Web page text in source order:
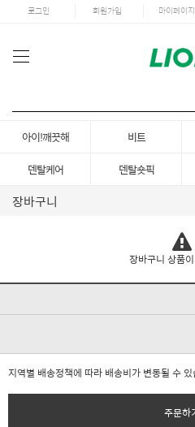
로그인 회원가입 마이페이지
아이!깨끗해 비트
덴탈케어
덴탈숏픽
장바구니
장바구니 상품
지역별 배송정책에 따라 배송비가 변동될 수 있
주문하